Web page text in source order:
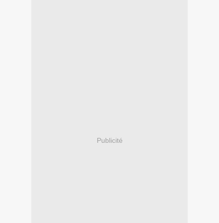
Publicité